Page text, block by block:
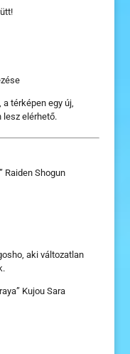
térképen egy új,
lesz elérhető.
Raiden Shogun
aki változatlan
Kujou Sara